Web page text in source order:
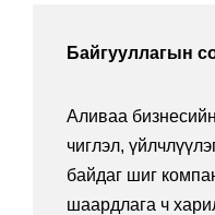
Байгууллагын
Аливаа
чиглэл,
байдаг шиг
шаардлага ч